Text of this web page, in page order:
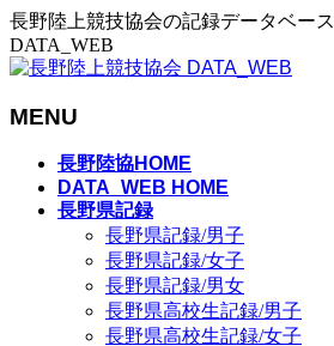
長野陸上競技協会の記録データベー
DATA_WEB
MENU
長野陸協HOME
DATA_WEB HOME
長野県記録
長野県記録/男子
長野県記録/女子
長野県記録/男女
長野県高校生記録/男子
長野県高校生記録/女子